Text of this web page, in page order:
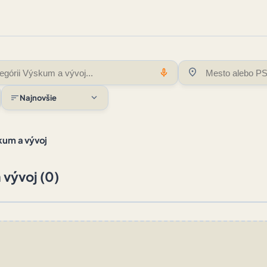
mic location_on
sortNajnovšie expand_more
a vývoj
vývoj (0)